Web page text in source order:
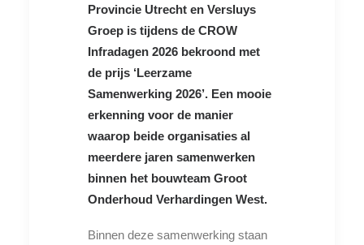
Provincie Utrecht en Versluys
Groep is tijdens de CROW
Infradagen 2026 bekroond met
de prijs ‘Leerzame
Samenwerking 2026’. Een mooie
erkenning voor de manier
waarop beide organisaties al
meerdere jaren samenwerken
binnen het bouwteam Groot
Onderhoud Verhardingen West.
Binnen deze samenwerking staan